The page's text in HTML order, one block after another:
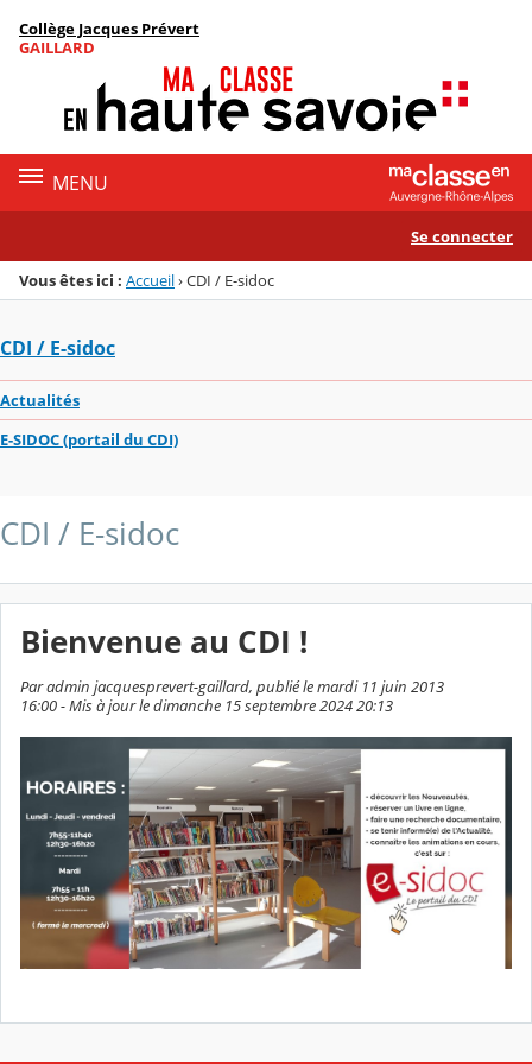
Menu de la rubrique
Contenu
Collège Jacques Prévert
GAILLARD
MENU
Se connecter
Vous êtes ici : Accueil›CDI / E-sidoc
CDI / E-sidoc
Actualités
E-SIDOC (portail du CDI)
CDI / E-sidoc
Bienvenue au CDI !
Par admin jacquesprevert-gaillard, publié le mardi 11 juin 2013
16:00 - Mis à jour le dimanche 15 septembre 2024 20:13